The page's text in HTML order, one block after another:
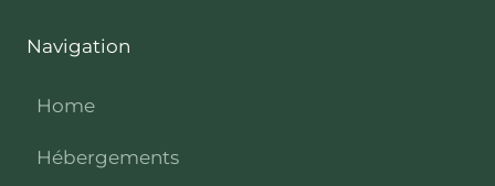
Navigation
Home
Hébergements